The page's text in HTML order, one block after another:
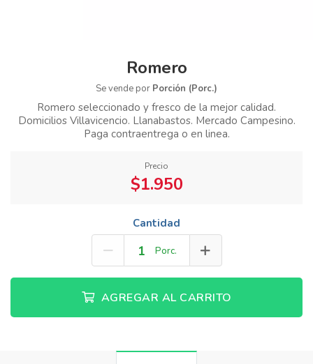
Romero
Se vende por Porción (Porc.)
Romero seleccionado y fresco de la mejor calidad.
Domicilios Villavicencio. Llanabastos. Mercado Campesino.
Paga contraentrega o en linea.
Precio
$1.950
Cantidad
Porc.
AGREGAR AL CARRITO